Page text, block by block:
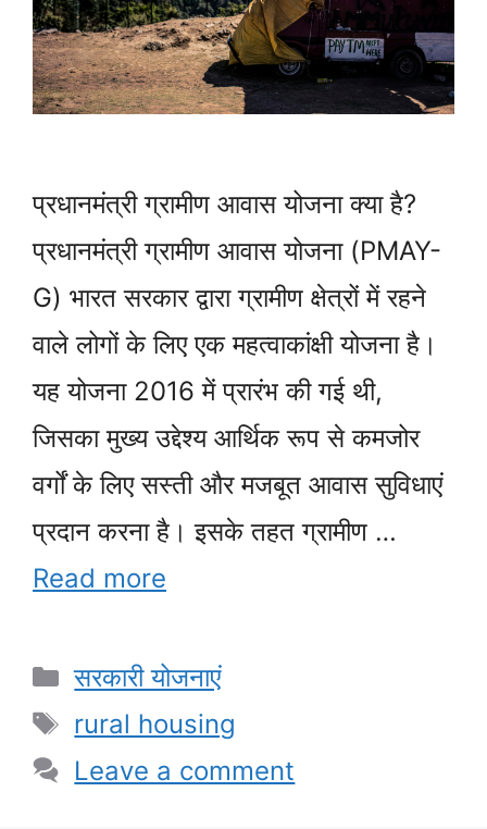
प्रधानमंत्री ग्रामीण आवास योजना क्या है?
प्रधानमंत्री ग्रामीण आवास योजना (PMAY-
G) भारत सरकार द्वारा ग्रामीण क्षेत्रों में रहने
वाले लोगों के लिए एक महत्वाकांक्षी योजना है।
यह योजना 2016 में प्रारंभ की गई थी,
जिसका मुख्य उद्देश्य आर्थिक रूप से कमजोर
वर्गों के लिए सस्ती और मजबूत आवास सुविधाएं
प्रदान करना है। इसके तहत ग्रामीण …
Read more
Categories
सरकारी योजनाएं
Tags
rural housing
Leave a comment